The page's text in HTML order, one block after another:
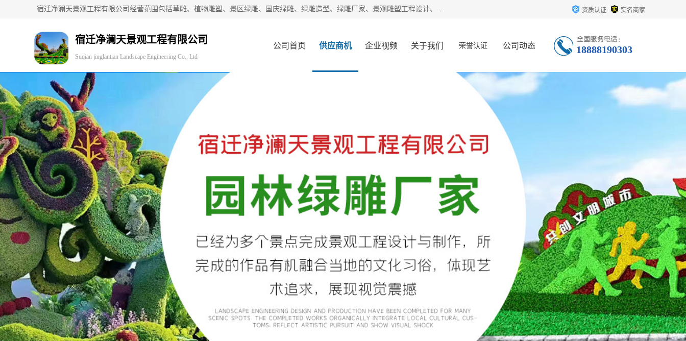
宿迁净澜天景观工程有限公司经营范围包括草雕、植物雕塑、景区绿雕、国庆绿雕、绿雕造型、绿雕厂家、景观雕塑工程设计、施工;绿化工程设计、施工、养护;绿化苗木、盆景种植、销售;是一家大型立体花坛草雕绿雕、五色草造型绿雕，仿真植物绿雕、稻草人工艺品、不锈钢雕塑等策划制作厂家，提供绿雕设计，制作,加工，及安装一站式服务。 资质认证 实名商家
宿迁净澜天景观工程有限公司
Suqian jinglantian Landscape Engineering Co., Ltd
公司首页 供应商机 企业视频 关于我们 荣誉认证 公司动态 18888190303